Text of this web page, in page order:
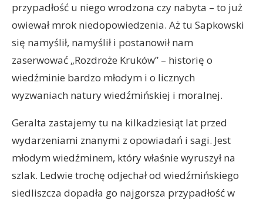
przypadłość u niego wrodzona czy nabyta – to już
owiewał mrok niedopowiedzenia. Aż tu Sapkowski
się namyślił, namyślił i postanowił nam
zaserwować „Rozdroże Kruków” – historię o
wiedźminie bardzo młodym i o licznych
wyzwaniach natury wiedźmińskiej i moralnej.
Geralta zastajemy tu na kilkadziesiąt lat przed
wydarzeniami znanymi z opowiadań i sagi. Jest
młodym wiedźminem, który właśnie wyruszył na
szlak. Ledwie trochę odjechał od wiedźmińskiego
siedliszcza dopadła go najgorsza przypadłość w